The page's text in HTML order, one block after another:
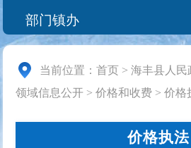
部门镇办
当前位置：首页 >海丰县人民
领域信息公开 >价格和收费 >价格
价格执法